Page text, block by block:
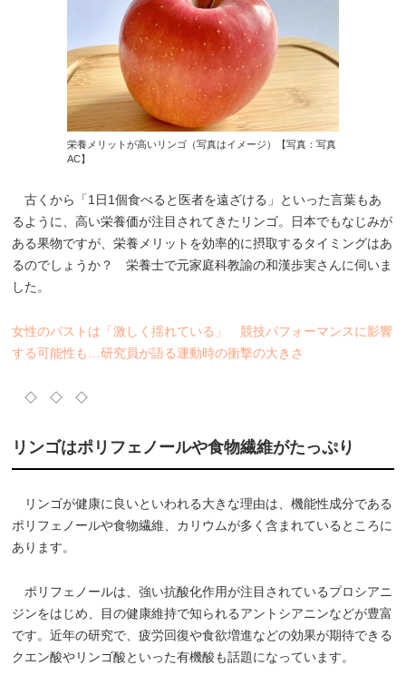
栄養メリットが高いリンゴ（写真はイメージ）【写真：写真
AC】
古くから「1日1個食べると医者を遠ざける」といった言葉もあ
るように、高い栄養価が注目されてきたリンゴ。日本でもなじみが
ある果物ですが、栄養メリットを効率的に摂取するタイミングはあ
るのでしょうか？ 栄養士で元家庭科教諭の和漢歩実さんに伺いま
した。
女性のバストは「激しく揺れている」 競技パフォーマンスに影響
する可能性も…研究員が語る運動時の衝撃の大きさ
◇ ◇ ◇
リンゴはポリフェノールや食物繊維がたっぷり
リンゴが健康に良いといわれる大きな理由は、機能性成分である
ポリフェノールや食物繊維、カリウムが多く含まれているところに
あります。
ポリフェノールは、強い抗酸化作用が注目されているプロシアニ
ジンをはじめ、目の健康維持で知られるアントシアニンなどが豊富
です。近年の研究で、疲労回復や食欲増進などの効果が期待できる
クエン酸やリンゴ酸といった有機酸も話題になっています。